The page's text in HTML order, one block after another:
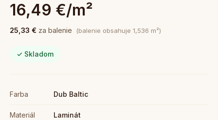
16,49 €/m²
25,33 € za balenie (balenie obsahuje 1,536 m²)
✓ Skladom
Farba Dub Baltic
Materiál Laminát